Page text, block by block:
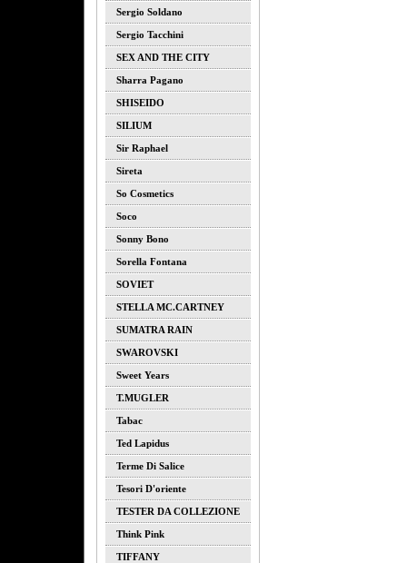
Sergio Soldano
Sergio Tacchini
SEX AND THE CITY
Sharra Pagano
SHISEIDO
SILIUM
Sir Raphael
Sireta
So Cosmetics
Soco
Sonny Bono
Sorella Fontana
SOVIET
STELLA MC.CARTNEY
SUMATRA RAIN
SWAROVSKI
Sweet Years
T.MUGLER
Tabac
Ted Lapidus
Terme Di Salice
Tesori D'oriente
TESTER DA COLLEZIONE
Think Pink
TIFFANY